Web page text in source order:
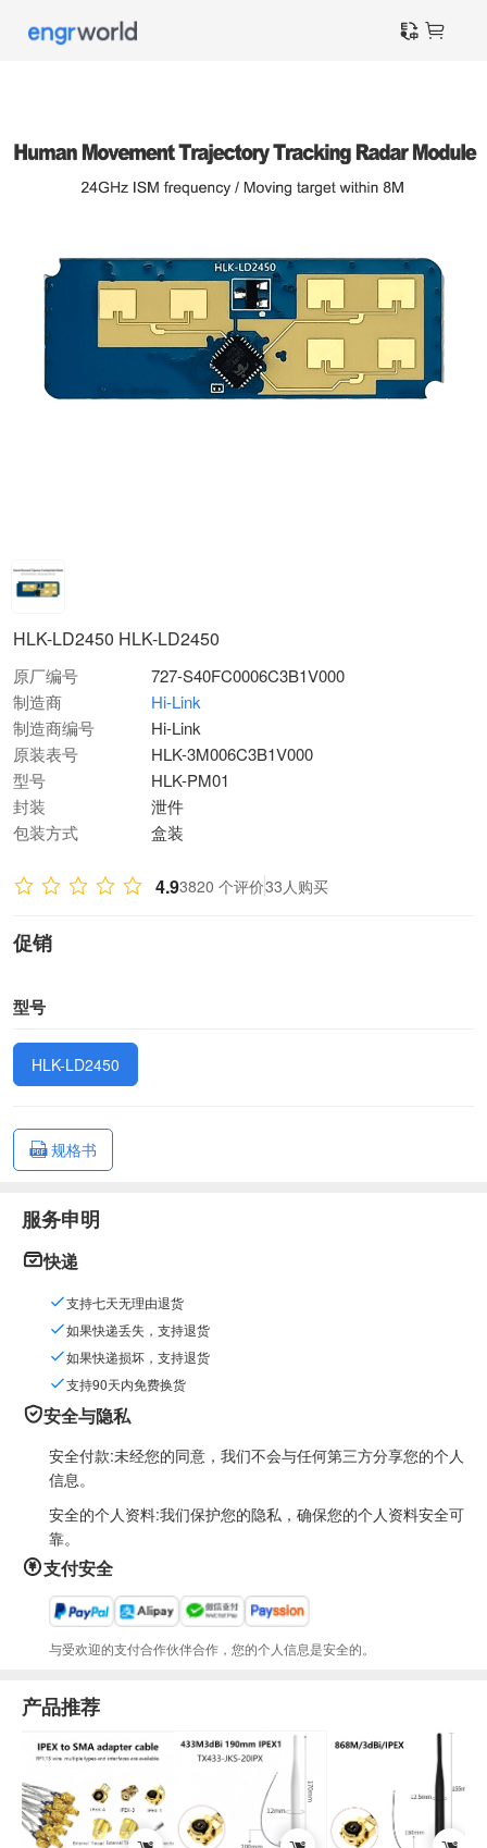
HLK-LD2450 HLK-LD2450
原厂编号
727-S40FC0006C3B1V000
制造商
Hi-Link
制造商编号
Hi-Link
原装表号
HLK-3M006C3B1V000
型号
HLK-PM01
封装
泄件
包装方式
盒装
4.93820 个评价33人购买
促销
型号
HLK-LD2450
规格书
服务申明
快递
支持七天无理由退货
如果快递丢失，支持退货
如果快递损坏，支持退货
支持90天内免费换货
安全与隐私
安全付款:未经您的同意，我们不会与任何第三方分享您的个人
信息。
安全的个人资料:我们保护您的隐私，确保您的个人资料安全可
靠。
支付安全
与受欢迎的支付合作伙伴合作，您的个人信息是安全的。
产品推荐